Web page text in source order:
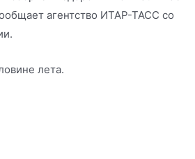
агентство ИТАР-ТАСС со
лета.